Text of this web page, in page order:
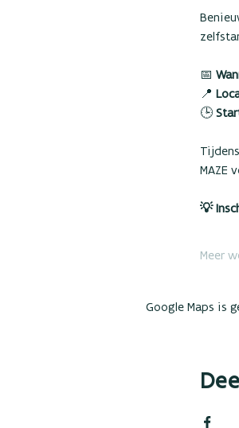
📅
📍
🕒
MAZE
💡
Meer
Google Maps is